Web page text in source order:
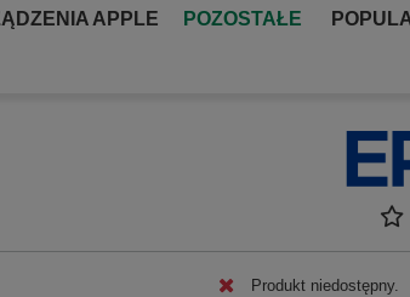
APPLE POZOSTAŁE
Produkt niedostępny